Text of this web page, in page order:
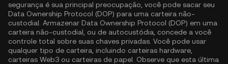
segurança é sua principal preocupação, você pode sacar seu
Data Ownership Protocol (DOP) para uma carteira não-
custodial. Armazenar Data Ownership Protocol (DOP) em uma
carteira não-custodial, ou de autocustódia, concede a você
controle total sobre suas chaves privadas. Você pode usar
qualquer tipo de carteira, incluindo carteiras hardware,
carteiras Web3 ou carteiras de papel. Observe que esta última